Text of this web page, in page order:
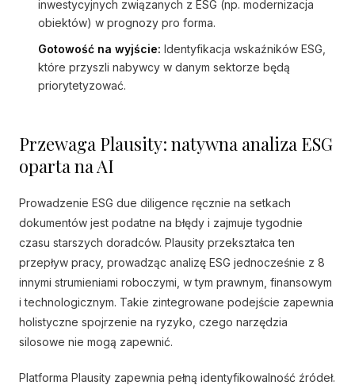
inwestycyjnych związanych z ESG (np. modernizacja
obiektów) w prognozy pro forma.
Gotowość na wyjście: Identyfikacja wskaźników ESG,
które przyszli nabywcy w danym sektorze będą
priorytetyzować.
Przewaga Plausity: natywna analiza ESG
oparta na AI
Prowadzenie ESG due diligence ręcznie na setkach
dokumentów jest podatne na błędy i zajmuje tygodnie
czasu starszych doradców. Plausity przekształca ten
przepływ pracy, prowadząc analizę ESG jednocześnie z 8
innymi strumieniami roboczymi, w tym prawnym, finansowym
i technologicznym. Takie zintegrowane podejście zapewnia
holistyczne spojrzenie na ryzyko, czego narzędzia
silosowe nie mogą zapewnić.
Platforma Plausity zapewnia pełną identyfikowalność źródeł.